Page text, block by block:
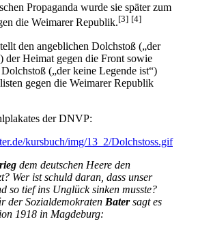
Propaganda wurde sie später zum
die Weimarer Republik.[3] [4]
den angeblichen Dolchstoß („der
der Heimat gegen die Front sowie
(„der keine Legende ist“)
gegen die Weimarer Republik
der DNVP:
kursbuch/img/13_2/Dolchstoss.gif
dem deutschen Heere den
Wer ist schuld daran, dass unser
so tief ins Unglück sinken musste?
der Sozialdemokraten Batersagt es
1918 in Magdeburg: